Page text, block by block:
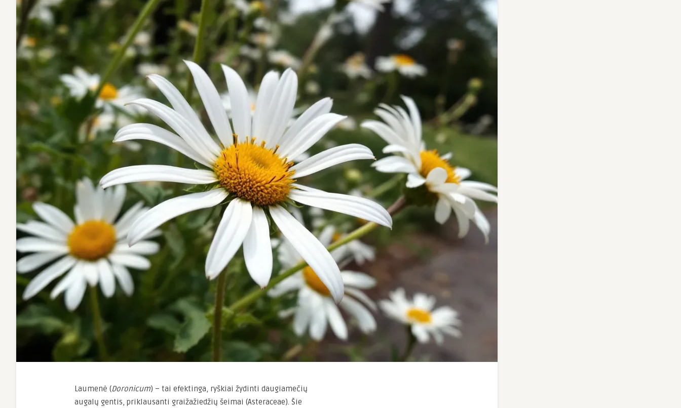
Laumenė (Doronicum) – tai efektinga, ryškiai žydinti daugiamečių
augalų gentis, priklausanti graižažiedžių šeimai (Asteraceae). Šie